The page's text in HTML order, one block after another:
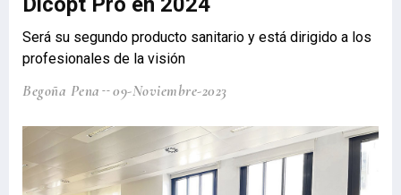
Será su segundo producto sanitario y está dirigido a los
profesionales de la visión
Begoña Pena 09-Noviembre-2023